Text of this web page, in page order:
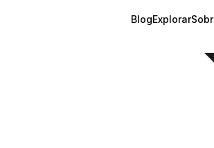
BlogExplorar